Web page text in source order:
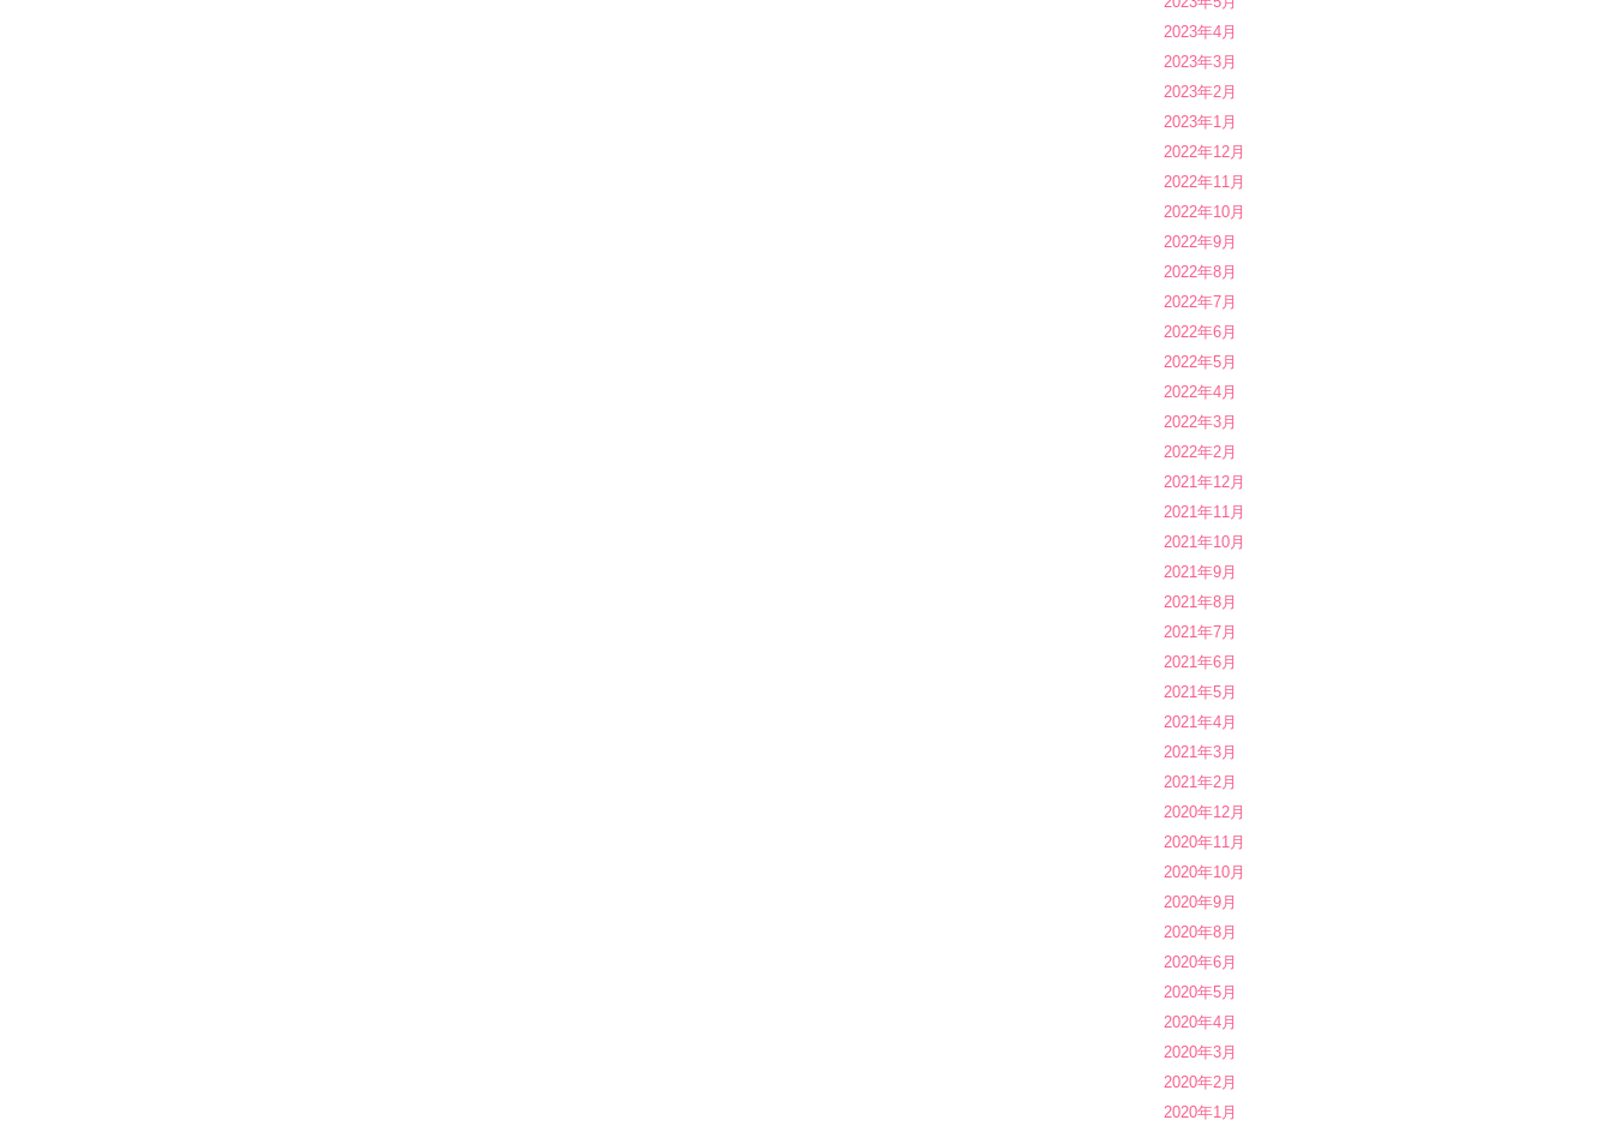
2023年4月
2023年3月
2023年2月
2023年1月
2022年12月
2022年11月
2022年10月
2022年9月
2022年8月
2022年7月
2022年6月
2022年5月
2022年4月
2022年3月
2022年2月
2021年12月
2021年11月
2021年10月
2021年9月
2021年8月
2021年7月
2021年6月
2021年5月
2021年4月
2021年3月
2021年2月
2020年12月
2020年11月
2020年10月
2020年9月
2020年8月
2020年6月
2020年5月
2020年4月
2020年3月
2020年2月
2020年1月